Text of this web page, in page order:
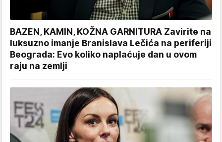
BAZEN, KAMIN, KOŽNA GARNITURA Zavirite na
luksuzno imanje Branislava Lečića na periferiji
Beograda: Evo koliko naplaćuje dan u ovom
raju na zemlji